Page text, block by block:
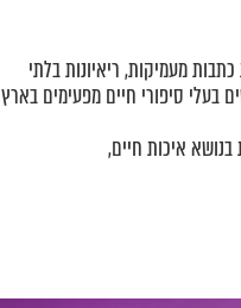
כתבות מעמיקות, ריאיונות בלתי
בעלי סיפורי חיים מפעימים בארץ
איכות חיים,